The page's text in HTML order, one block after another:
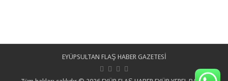
EYÜPSULTAN FLAŞ HABER GAZETESİ